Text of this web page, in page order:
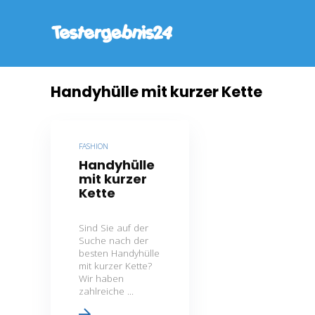
Handyhülle mit kurzer Kette
FASHION
Handyhülle
mit kurzer
Kette
Sind Sie auf der
Suche nach der
besten Handyhülle
mit kurzer Kette?
Wir haben
zahlreiche ...